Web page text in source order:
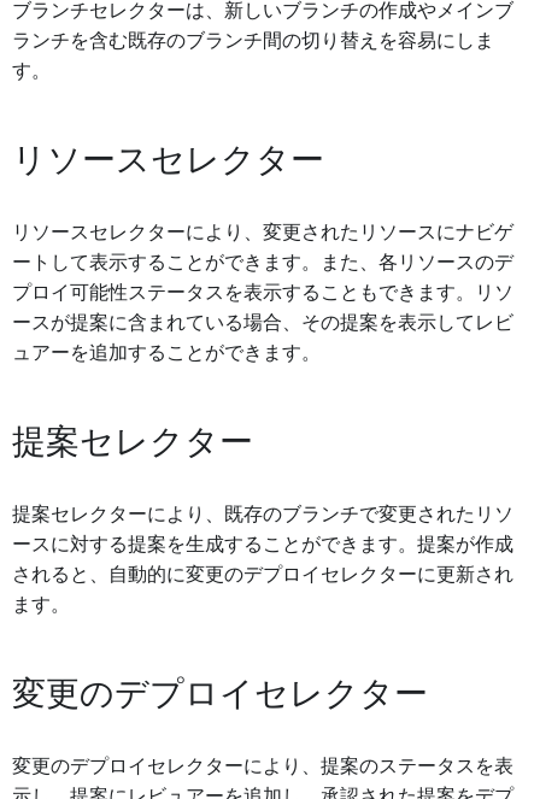
ブランチセレクターは、新しいブランチの作成やメインブ
ランチを含む既存のブランチ間の切り替えを容易にしま
す。
リソースセレクター
リソースセレクターにより、変更されたリソースにナビゲ
ートして表示することができます。また、各リソースのデ
プロイ可能性ステータスを表示することもできます。リソ
ースが提案に含まれている場合、その提案を表示してレビ
ュアーを追加することができます。
提案セレクター
提案セレクターにより、既存のブランチで変更されたリソ
ースに対する提案を生成することができます。提案が作成
されると、自動的に変更のデプロイセレクターに更新され
ます。
変更のデプロイセレクター
変更のデプロイセレクターにより、提案のステータスを表